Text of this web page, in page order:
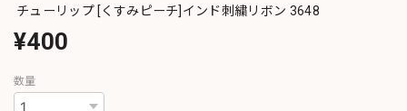
チューリップ [くすみピーチ]インド刺繍リボン 3648
¥400
数量